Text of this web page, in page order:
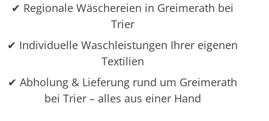
✔ Regionale Wäschereien in Greimerath bei
Trier
✔ Individuelle Waschleistungen Ihrer eigenen
Textilien
✔ Abholung & Lieferung rund um Greimerath
bei Trier – alles aus einer Hand